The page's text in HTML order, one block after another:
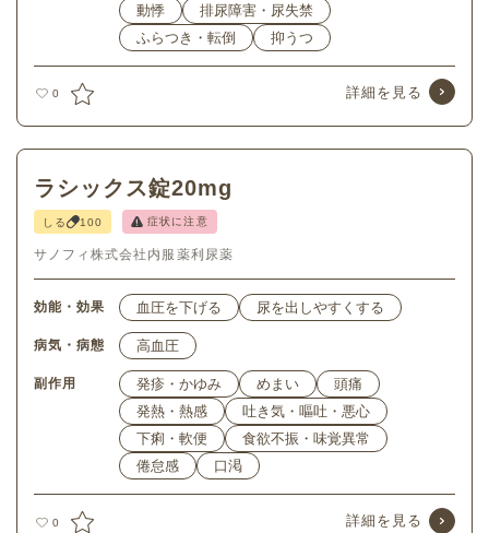
0
動悸
排尿障害・尿失禁
ふらつき・転倒
抑うつ
詳細を見る
0
ラシックス錠20mg
しる 100 症状に注意
サノフィ株式会社 内服薬利尿薬
効能・効果 血圧を下げる 尿を出しやすくする
病気・病態 高血圧
副作用 発疹・かゆみ めまい
頭痛
発熱・熱感
吐き気・嘔吐・悪心
下痢・軟便
食欲不振・味覚異常
倦怠感
口渇
詳細を見る